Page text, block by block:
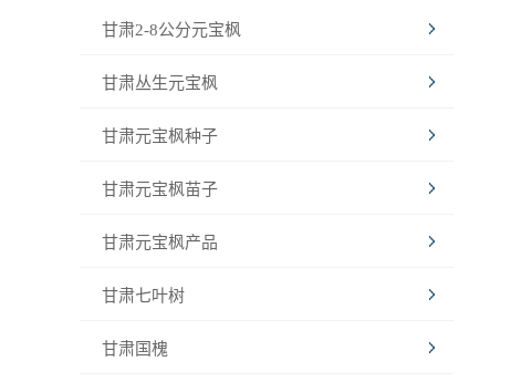
甘肃2-8公分元宝枫
甘肃丛生元宝枫
甘肃元宝枫种子
甘肃元宝枫苗子
甘肃元宝枫产品
甘肃七叶树
甘肃国槐